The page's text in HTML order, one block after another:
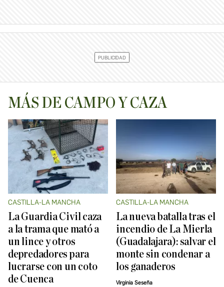
MÁS DE CAMPO Y CAZA
CASTILLA-LA MANCHA
La Guardia Civil caza
a la trama que mató a
un lince y otros
depredadores para
lucrarse con un coto
de Cuenca
CASTILLA-LA MANCHA
La nueva batalla tras el
incendio de La Mierla
(Guadalajara): salvar el
monte sin condenar a
los ganaderos
Virginia Seseña